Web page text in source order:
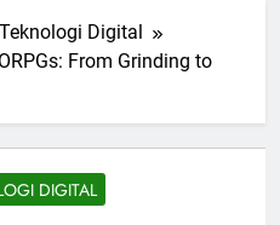
Digital
From Grinding to
DIGITAL